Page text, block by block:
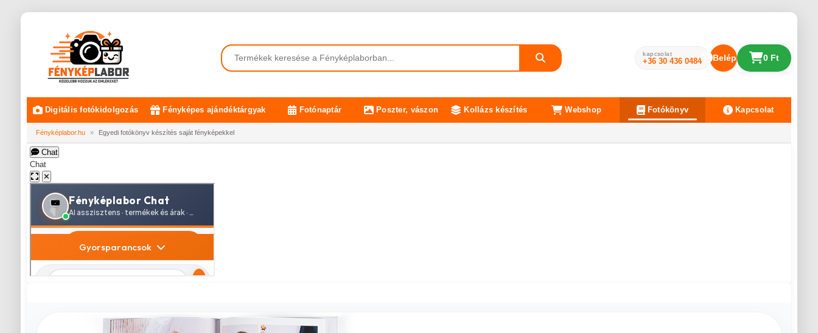
kapcsolat
+36 30 436 0484 Belépés 0 Ft
Digitális fotókidolgozás Fényképes ajándéktárgyak Fotónaptár Poszter, vászon Kollázs készítés Webshop Fotókönyv Kapcsolat
Fényképlabor.hu » Egyedi fotókönyv készítés saját fényképekkel
Chat
Chat
✕